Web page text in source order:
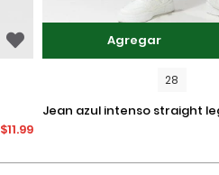
$11.99
Agregar
28
jean azul intenso straight leg con bota